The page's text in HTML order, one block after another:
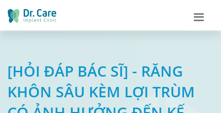
[HỎI ĐÁP BÁC SĨ] - RĂNG
KHÔN SÂU KÈM LỢI TRÙM